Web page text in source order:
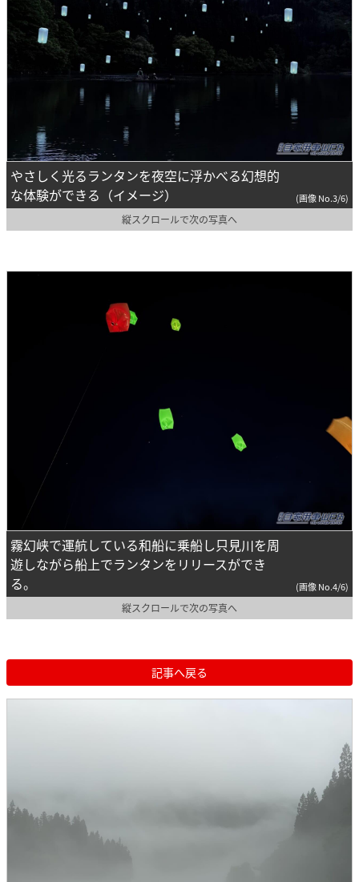
やさしく光るランタンを夜空に浮かべる幻想的
な体験ができる（イメージ）
(画像 No.3/6)
縦スクロールで次の写真へ
霧幻峡で運航している和船に乗船し只見川を周
遊しながら船上でランタンをリリースができ
る。
(画像 No.4/6)
縦スクロールで次の写真へ
記事へ戻る